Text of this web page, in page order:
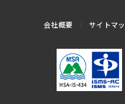
会社概要 サイトマ